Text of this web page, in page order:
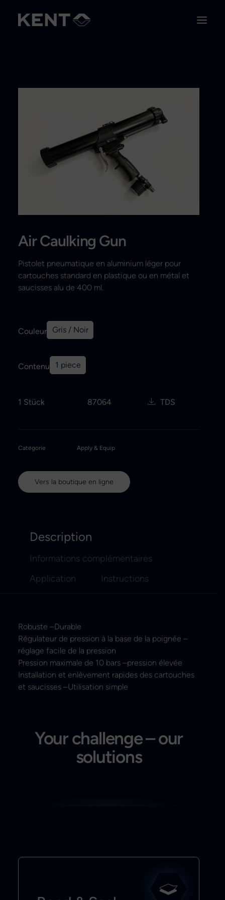
Recherche
Air Caulking Gun
Pistolet pneumatique en aluminium léger pour
cartouches standard en plastique ou en métal et
saucisses alu de 400 ml.
Couleur Gris / Noir
Contenu 1 piece
1 Stück 87064 TDS
Catégorie Apply & Equip
Vers la boutique en ligne
Description
Informations complémentaires
Application
Instructions
Robuste –Durable
Régulateur de pression à la base de la poignée –
réglage facile de la pression
Pression maximale de 10 bars –pression élevée
Installation et enlèvement rapides des cartouches
et saucisses –Utilisation simple
Your challenge – our
solutions